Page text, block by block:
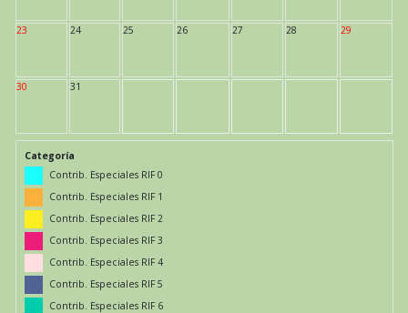
23 24 25 26 27 28 29
30 31
Categoría
Contrib. Especiales RIF 0
Contrib. Especiales RIF 1
Contrib. Especiales RIF 2
Contrib. Especiales RIF 3
Contrib. Especiales RIF 4
Contrib. Especiales RIF 5
Contrib. Especiales RIF 6